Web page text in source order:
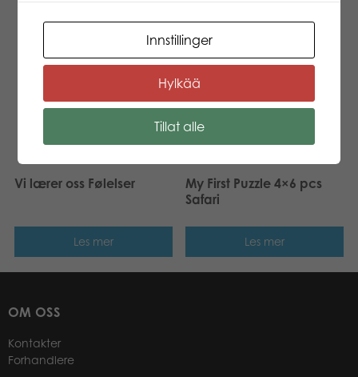
Vi lærer oss Følelser
Les mer
My First Puzzle 4×6 pcs
Safari
Les mer
OM OSS
Kontakter
Forhandlere
Innstillinger
Hylkää
Tillat alle